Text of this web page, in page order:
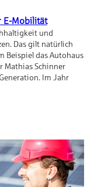
E-Mobilität
und
Das gilt natürlich
Beispiel das Autohaus
Mathias Schinner
Im Jahr